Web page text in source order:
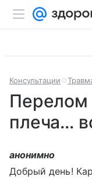
Консультации
Перелом
плеча...
анонимно
Добрый день!